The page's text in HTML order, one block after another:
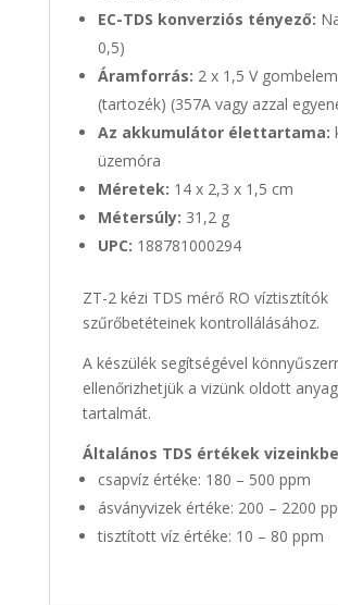
EC-TDS konverziós tényező:
0,5)
Áramforrás: 2 x 1,5 V gombelem
(tartozék) (357A vagy azzal
Az akkumulátor élettartama:
üzemóra
Méretek: 14 x 2,3 x 1,5 cm
Métersúly: 31,2 g
UPC: 188781000294
ZT-2 kézi TDS mérő RO víztisztítók
szűrőbetéteinek kontrollálásához.
A készülék segítségével
ellenőrizhetjük a vizünk oldott anyag
tartalmát.
Általános TDS értékek
csapvíz értéke: 180 – 500 ppm
ásványvizek értéke: 200 – 2200
tisztított víz értéke: 10 – 80 ppm